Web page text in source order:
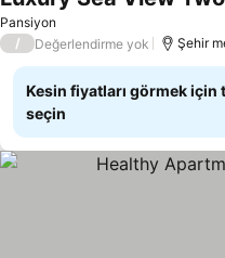
Pansiyon
/ Değerlendirme yok Şehir
Kesin fiyatları görmek için
seçin